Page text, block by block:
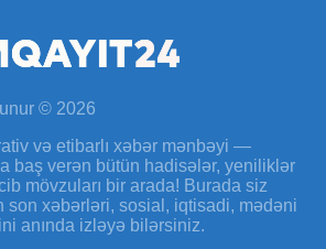
© 2026
və etibarlı xəbər mənbəyi —
baş verən bütün hadisələr, yeniliklər
mövzuları bir arada! Burada siz
son xəbərləri, sosial, iqtisadi, mədəni
anında izləyə bilərsiniz.